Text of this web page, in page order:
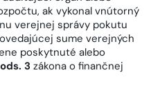
ak vykonal vnútorný
verejnej správy pokutu
sume verejných
poskytnuté alebo
3 zákona o finančnej